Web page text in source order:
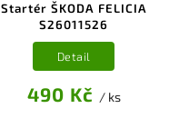
Startér ŠKODA FELICIA
S26011526
490 Kč / ks
Detail